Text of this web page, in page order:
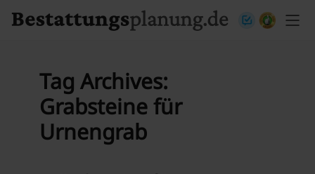
Tag Archives:
Grabsteine für
Urnengrab